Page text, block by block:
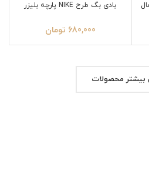
بادی بگ طرح NIKE پارچه بلیزر
680,000 تومان
بیشتر محصولات